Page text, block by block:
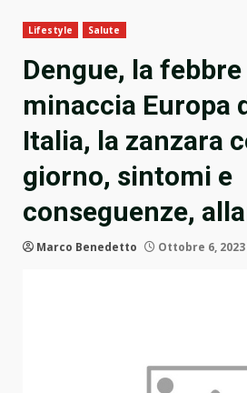
Lifestyle Salute
Dengue, la
minaccia Europa
Italia, la zanzara
giorno, sintomi e
conseguenze,
Marco Benedetto Ottobre 6, 2023